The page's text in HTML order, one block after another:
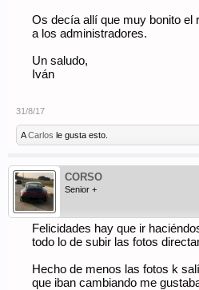
Os decía allí que muy bonito el
a los administradores.
Un saludo,
Iván
31/8/17
ACarlos le gusta esto.
CORSO
Senior +
Felicidades hay que ir
todo lo de subir las fotos
Hecho de menos las fotos k
que iban cambiando me